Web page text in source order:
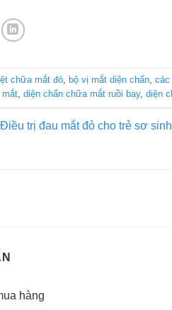
chữa mắt đỏ, bộ vị mắt diện chẩn, các
, diện chẩn chữa mắt ruồi bay, diện
Điều trị đau mắt đỏ cho trẻ sơ
hàng